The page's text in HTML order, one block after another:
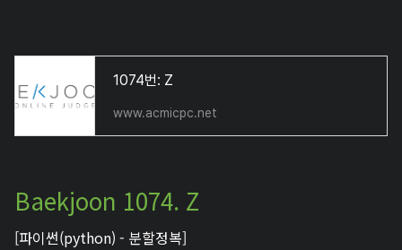
1074번: Z
www.acmicpc.net
Baekjoon 1074. Z
[파이썬(python) - 분할정복]